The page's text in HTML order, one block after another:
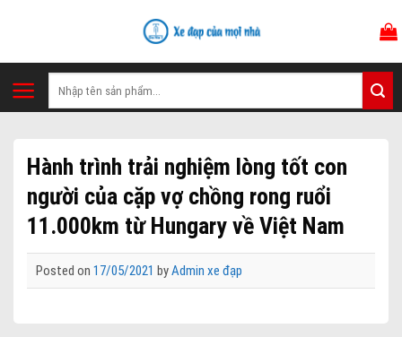
Tìm
kiếm:
Hành trình trải nghiệm lòng tốt con
người của cặp vợ chồng rong ruổi
11.000km từ Hungary về Việt Nam
Posted on 17/05/2021 byAdmin xe đạp